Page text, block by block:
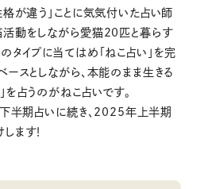
格が違う」ことに気気付いた占い師
活動をしながら愛猫20匹と暮らす
タイプに当てはめ「ねこ占い」を完
ースとしながら、本能のまま生きる
を占うのがねこ占いです。
半期占いに続き、2025年上半期
ます！